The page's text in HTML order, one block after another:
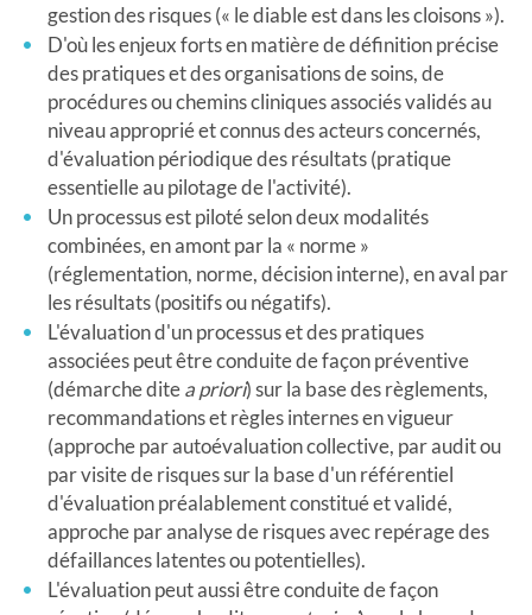
gestion des risques (« le diable est dans les cloisons »).
D'où les enjeux forts en matière de définition précise
des pratiques et des organisations de soins, de
procédures ou chemins cliniques associés validés au
niveau approprié et connus des acteurs concernés,
d'évaluation périodique des résultats (pratique
essentielle au pilotage de l'activité).
Un processus est piloté selon deux modalités
combinées, en amont par la « norme »
(réglementation, norme, décision interne), en aval par
les résultats (positifs ou négatifs).
L'évaluation d'un processus et des pratiques
associées peut être conduite de façon préventive
(démarche ditea priori) sur la base des règlements,
recommandations et règles internes en vigueur
(approche par autoévaluation collective, par audit ou
par visite de risques sur la base d'un référentiel
d'évaluation préalablement constitué et validé,
approche par analyse de risques avec repérage des
défaillances latentes ou potentielles).
L'évaluation peut aussi être conduite de façon